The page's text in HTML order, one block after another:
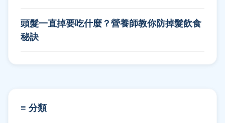
頭髮一直掉要吃什麼？營養師教你防掉髮飲食
秘訣
≡ 分類